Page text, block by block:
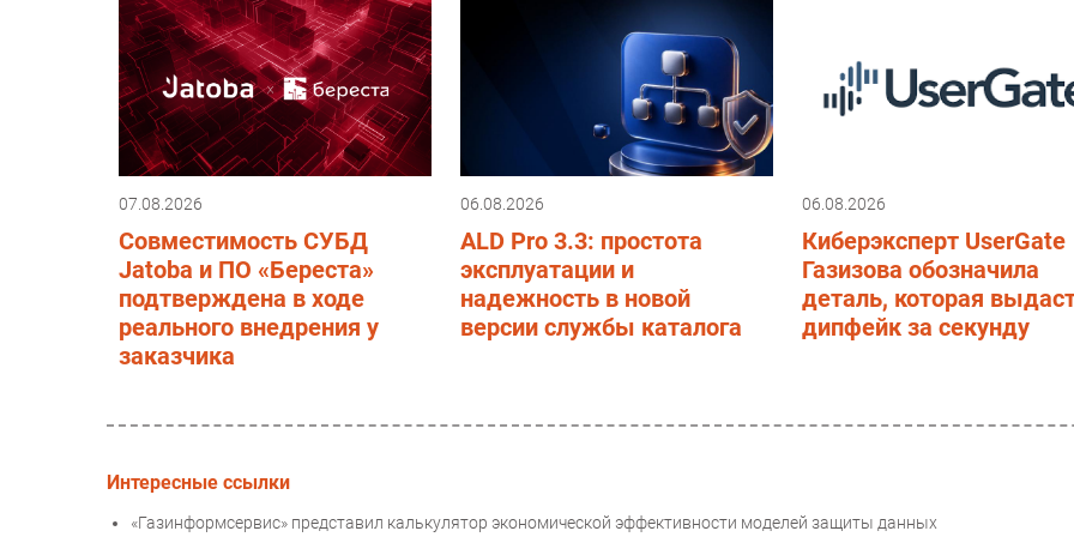
07.08.2026
Совместимость СУБД
Jatoba и ПО «Береста»
подтверждена в ходе
реального внедрения у
заказчика
06.08.2026
ALD Pro 3.3: простота
эксплуатации и
надежность в новой
версии службы каталога
06.08.2026
Киберэксперт UserGate
Газизова обозначила
деталь, которая
дипфейк за секунду
Интересные ссылки
«Газинформсервис» представил калькулятор экономической эффективности моделей защиты данных